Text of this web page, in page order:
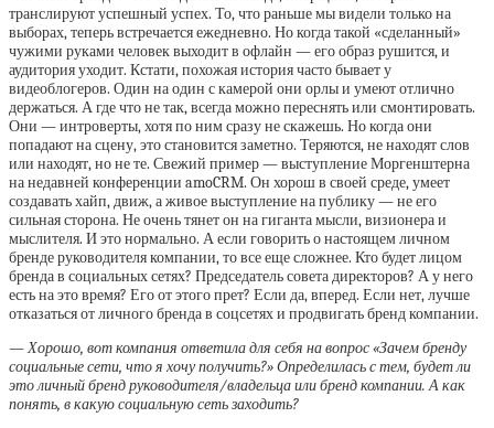
транслируют успешный успех. То, что раньше мы видели только на
выборах, теперь встречается ежедневно. Но когда такой «сделанный»
чужими руками человек выходит в офлайн — его образ рушится, и
аудитория уходит. Кстати, похожая история часто бывает у
видеоблогеров. Один на один с камерой они орлы и умеют отлично
держаться. А где что не так, всегда можно переснять или смонтировать.
Они — интроверты, хотя по ним сразу не скажешь. Но когда они
попадают на сцену, это становится заметно. Теряются, не находят слов
или находят, но не те. Свежий пример — выступление Моргенштерна
на недавней конференции amoCRM. Он хорош в своей среде, умеет
создавать хайп, движ, а живое выступление на публику — не его
сильная сторона. Не очень тянет он на гиганта мысли, визионера и
мыслителя. И это нормально. А если говорить о настоящем личном
бренде руководителя компании, то все еще сложнее. Кто будет лицом
бренда в социальных сетях? Председатель совета директоров? А у него
есть на это время? Его от этого прет? Если да, вперед. Если нет, лучше
отказаться от личного бренда в соцсетях и продвигать бренд компании.
— Хорошо, вот компания ответила для себя на вопрос «Зачем бренду
социальные сети, что я хочу получить?» Определилась с тем, будет ли
это личный бренд руководителя/владельца или бренд компании. А как
понять, в какую социальную сеть заходить?